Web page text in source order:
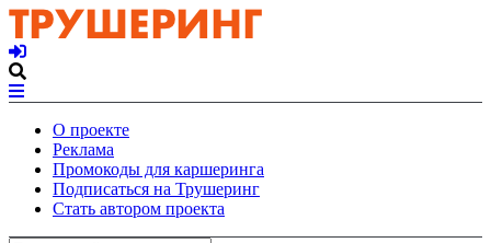
О проекте
Реклама
Промокоды для каршеринга
Подписаться на Трушеринг
Стать автором проекта